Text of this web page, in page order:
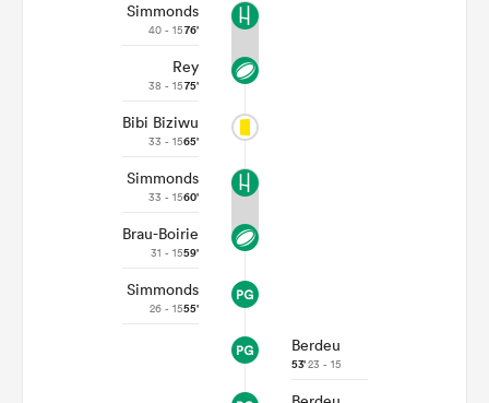
Simmonds
40 - 1576'
Rey
38 - 1575'
Bibi Biziwu
33 - 1565'
Simmonds
33 - 1560'
Brau-Boirie
31 - 1559'
Simmonds
26 - 1555'
Berdeu
53'23 - 15